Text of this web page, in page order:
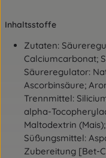
Inhaltsstoffe
Zutaten:
Calciumcarbonat;
Säureregulator:
Ascorbinsäure;
Trennmittel:
alpha-
Maltodextrin
Süßungsmittel:
Zubereitung [Bet-